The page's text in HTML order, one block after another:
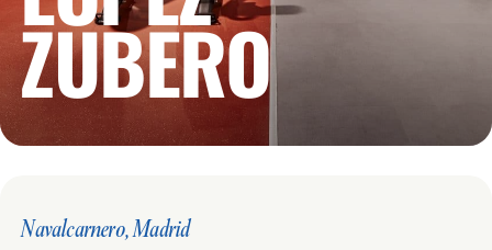
ZUBERO
Navalcarnero, Madrid